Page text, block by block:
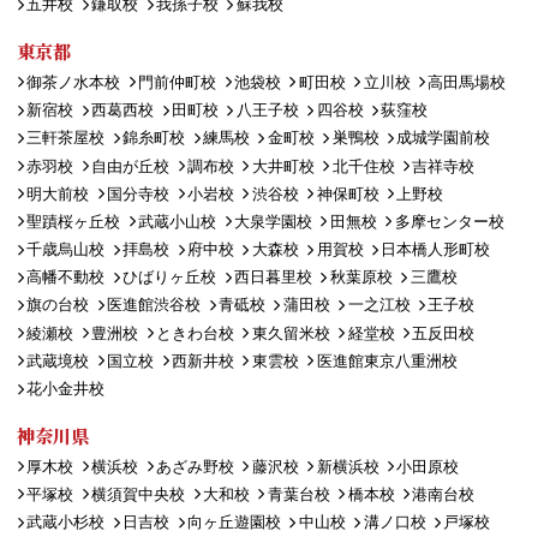
五井校 鎌取校 我孫子校 蘇我校
東京都
御茶ノ水本校 門前仲町校 池袋校 町田校 立川校
高田馬場校
新宿校
西葛西校 田町校 八王子校 四谷校
荻窪校
三軒茶屋校
錦糸町校 練馬校 金町校 巣鴨校
成城学園前校
赤羽校
自由が丘校 調布校 大井町校 北千住校
吉祥寺校
明大前校
国分寺校 小岩校 渋谷校 神保町校
上野校
聖蹟桜ヶ丘校
武蔵小山校 大泉学園校 田無校
多摩センター校
千歳烏山校
拝島校 府中校 大森校 用賀校
日本橋人形町校
高幡不動校
ひばりヶ丘校 西日暮里校 秋葉原校
三鷹校
旗の台校
医進館渋谷校 青砥校 蒲田校 一之江校
王子校
綾瀬校
豊洲校 ときわ台校 東久留米校 経堂校
五反田校
武蔵境校
国立校 西新井校 東雲校
医進館東京八重洲校
花小金井校
神奈川県
厚木校 横浜校 あざみ野校 藤沢校 新横浜校
小田原校
平塚校
横須賀中央校 大和校 青葉台校 橋本校
港南台校
武蔵小杉校
日吉校 向ヶ丘遊園校 中山校 溝ノ口校
戸塚校